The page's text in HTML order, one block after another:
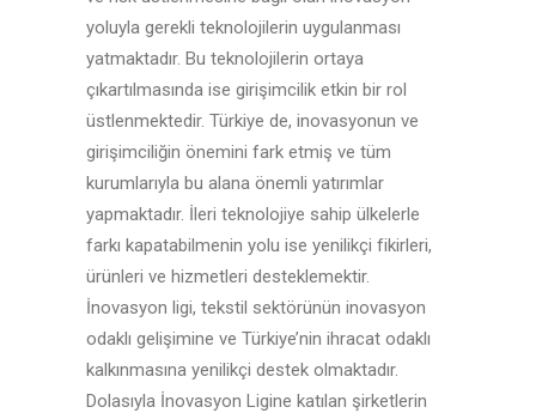
yoluyla gerekli teknolojilerin uygulanması
yatmaktadır. Bu teknolojilerin ortaya
çıkartılmasında ise girişimcilik etkin bir rol
üstlenmektedir. Türkiye de, inovasyonun ve
girişimciliğin önemini fark etmiş ve tüm
kurumlarıyla bu alana önemli yatırımlar
yapmaktadır. İleri teknolojiye sahip ülkelerle
farkı kapatabilmenin yolu ise yenilikçi fikirleri,
ürünleri ve hizmetleri desteklemektir.
İnovasyon ligi, tekstil sektörünün inovasyon
odaklı gelişimine ve Türkiye’nin ihracat odaklı
kalkınmasına yenilikçi destek olmaktadır.
Dolasıyla İnovasyon Ligine katılan şirketlerin